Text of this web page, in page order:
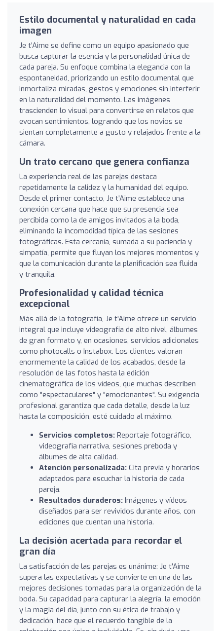
Estilo documental y naturalidad en cada
imagen
Je t'Aime se define como un equipo apasionado que
busca capturar la esencia y la personalidad única de
cada pareja. Su enfoque combina la elegancia con la
espontaneidad, priorizando un estilo documental que
inmortaliza miradas, gestos y emociones sin interferir
en la naturalidad del momento. Las imágenes
trascienden lo visual para convertirse en relatos que
evocan sentimientos, logrando que los novios se
sientan completamente a gusto y relajados frente a la
cámara.
Un trato cercano que genera confianza
La experiencia real de las parejas destaca
repetidamente la calidez y la humanidad del equipo.
Desde el primer contacto, Je t'Aime establece una
conexión cercana que hace que su presencia sea
percibida como la de amigos invitados a la boda,
eliminando la incomodidad típica de las sesiones
fotográficas. Esta cercanía, sumada a su paciencia y
simpatía, permite que fluyan los mejores momentos y
que la comunicación durante la planificación sea fluida
y tranquila.
Profesionalidad y calidad técnica
excepcional
Más allá de la fotografía, Je t'Aime ofrece un servicio
integral que incluye videografía de alto nivel, álbumes
de gran formato y, en ocasiones, servicios adicionales
como photocalls o Instabox. Los clientes valoran
enormemente la calidad de los acabados, desde la
resolución de las fotos hasta la edición
cinematográfica de los vídeos, que muchas describen
como "espectaculares" y "emocionantes". Su exigencia
profesional garantiza que cada detalle, desde la luz
hasta la composición, esté cuidado al máximo.
Servicios completos: Reportaje fotográfico,
videografía narrativa, sesiones preboda y
álbumes de alta calidad.
Atención personalizada: Cita previa y horarios
adaptados para escuchar la historia de cada
pareja.
Resultados duraderos: Imágenes y vídeos
diseñados para ser revividos durante años, con
ediciones que cuentan una historia.
La decisión acertada para recordar el
gran día
La satisfacción de las parejas es unánime: Je t'Aime
supera las expectativas y se convierte en una de las
mejores decisiones tomadas para la organización de la
boda. Su capacidad para capturar la alegría, la emoción
y la magia del día, junto con su ética de trabajo y
dedicación, hace que el recuerdo tangible de la